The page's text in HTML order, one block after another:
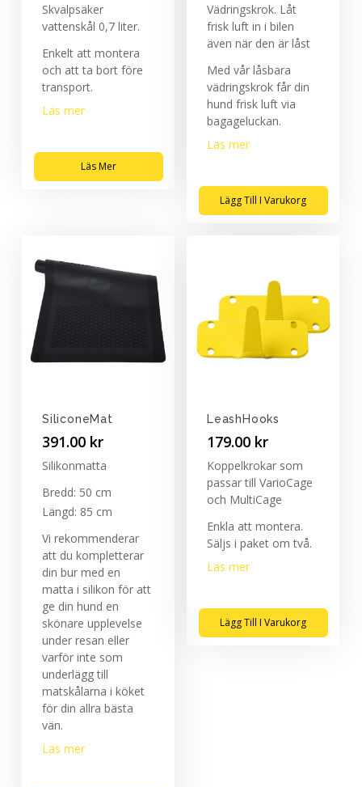
Skvalpsäker
vattenskål 0,7 liter.
Enkelt att montera
och att ta bort före
transport.
Läs mer
Läs Mer
Vädringskrok. Låt
frisk luft in i bilen
även när den är låst
Med vår låsbara
vädringskrok får din
hund frisk luft via
bagageluckan.
Läs mer
Lägg Till I Varukorg
SiliconeMat
391.00 kr
Silikonmatta
Bredd: 50 cm
Längd: 85 cm
Vi rekommenderar
att du kompletterar
din bur med en
matta i silikon för att
ge din hund en
skönare upplevelse
under resan eller
varför inte som
underlägg till
matskålarna i köket
för din allra bästa
vän.
Läs mer
LeashHooks
179.00 kr
Koppelkrokar som
passar till VarioCage
och MultiCage
Enkla att montera.
Säljs i paket om två.
Läs mer
Lägg Till I Varukorg